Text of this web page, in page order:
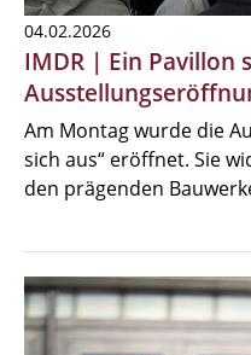
04.02.2026
IMDR | Ein Pavillon
Am Montag wurde die
sich aus“ eröffnet. Sie
den prägenden